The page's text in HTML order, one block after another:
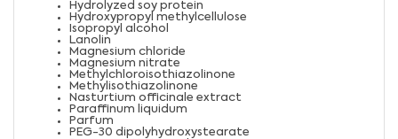
Hydrolyzed soy protein
Hydroxypropyl methylcellulose
Isopropyl alcohol
Lanolin
Magnesium chloride
Magnesium nitrate
Methylchloroisothiazolinone
Methylisothiazolinone
Nasturtium officinale extract
Paraffinum liquidum
Parfum
PEG-30 dipolyhydroxystearate